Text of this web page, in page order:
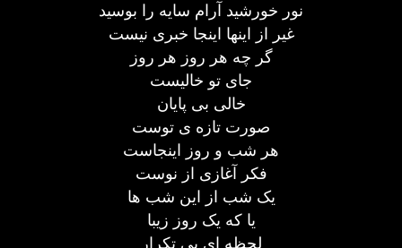
نور خورشید آرام سایه را بوسید
غیر از اینها اینجا خبری نیست
گر چه هر روز هر روز
جای تو خالیست
خالی بی پایان
صورت تازه ی توست
هر شب و روز اینجاست
فکر آغازی از نوست
یک شب از این شب ها
یا که یک روز زیبا
لحظه ای بی تکرار